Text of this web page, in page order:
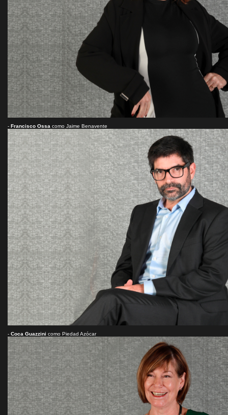
- Francisco Ossa como Jaime Benavente
- Coca Guazzini como Piedad Azócar